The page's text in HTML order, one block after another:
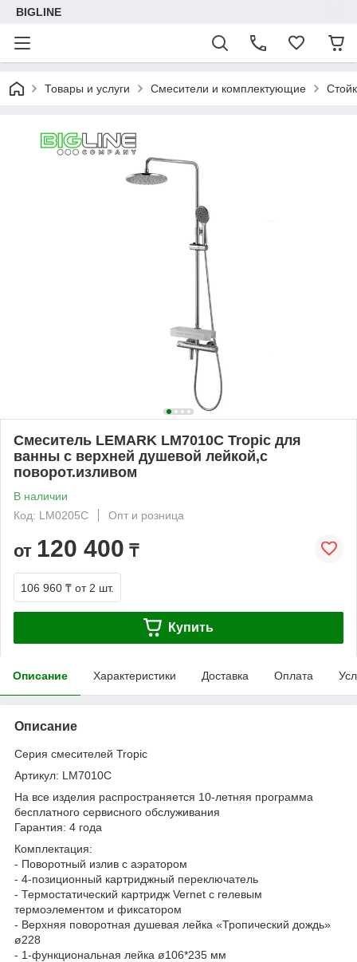
BIGLINE
Товары и услуги Смесители и комплектующие
Смеситель LEMARK LM7010C Tropic для
ванны с верхней душевой лейкой,с
поворот.изливом
В наличии
Код: LM0205C
Опт и розница
от 120 400 ₸
106 960 ₸ от 2 шт.
Купить
Описание Характеристики Доставка Оплата
Описание
Серия смесителей Tropic
Артикул: LM7010C
На все изделия распространяется 10-летняя программа
бесплатного сервисного обслуживания
Гарантия: 4 года
Комплектация:
- Поворотный излив с аэратором
- 4-позиционный картриджный переключатель
- Термостатический картридж Vernet с гелевым
термоэлементом и фиксатором
- Верхняя поворотная душевая лейка «Тропический дождь»
ø228
- 1-функциональная лейка ø106*235 мм